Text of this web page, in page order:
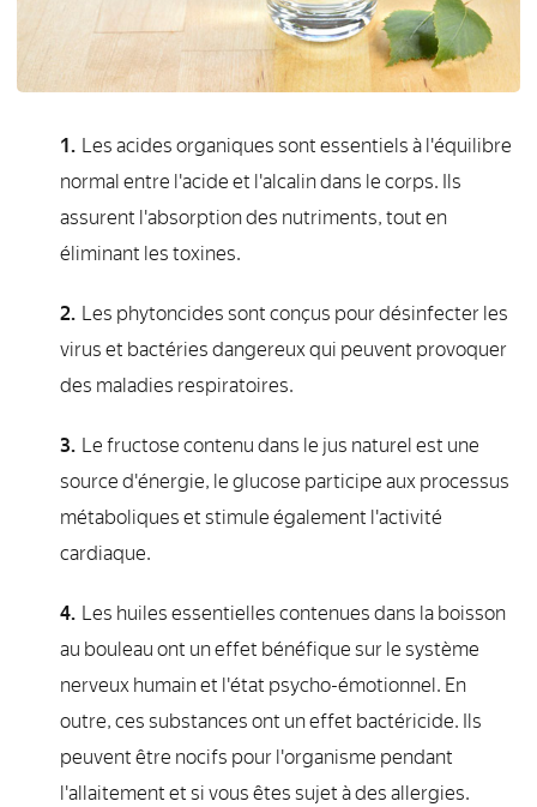
Les acides organiques sont essentiels à l'équilibre
normal entre l'acide et l'alcalin dans le corps. Ils
assurent l'absorption des nutriments, tout en
éliminant les toxines.
Les phytoncides sont conçus pour désinfecter les
virus et bactéries dangereux qui peuvent provoquer
des maladies respiratoires.
Le fructose contenu dans le jus naturel est une
source d'énergie, le glucose participe aux processus
métaboliques et stimule également l'activité
cardiaque.
Les huiles essentielles contenues dans la boisson
au bouleau ont un effet bénéfique sur le système
nerveux humain et l'état psycho-émotionnel. En
outre, ces substances ont un effet bactéricide. Ils
peuvent être nocifs pour l'organisme pendant
l'allaitement et si vous êtes sujet à des allergies.